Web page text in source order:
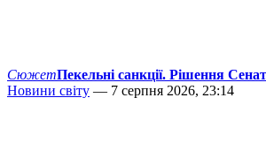
СюжетПекельні санкції. Рішення
Новини світу — 7 серпня 2026, 23:14